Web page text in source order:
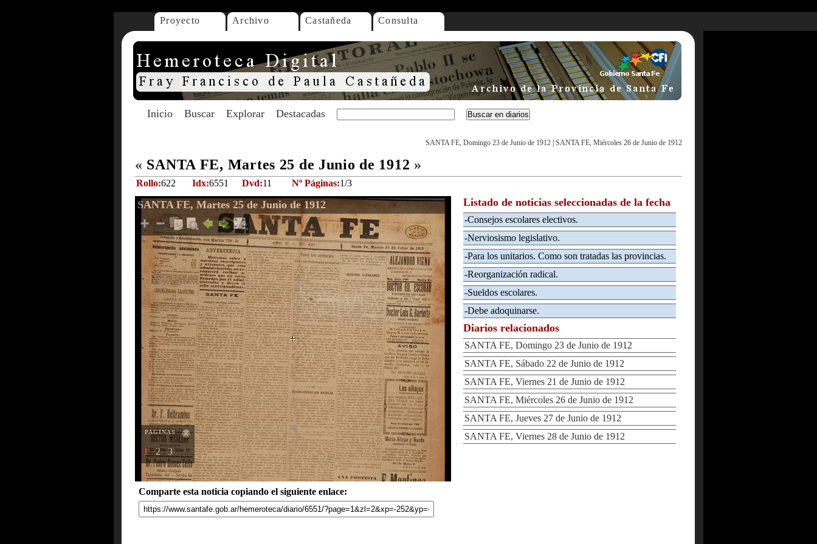
Proyecto Archivo Castañeda Consulta
Inicio Buscar Explorar Destacadas
SANTA FE, Domingo 23 de Junio de 1912 SANTA FE, Miércoles 26 de Junio de 1912
« SANTA FE, Martes 25 de Junio de 1912 »
Rollo:622 Idx:6551 Dvd:11 Nº Páginas:1/3
SANTA FE, Martes 25 de Junio de 1912
PAGINAS
1 2 3
Comparte esta noticia copiando el siguiente enlace:
Listado de noticias seleccionadas de la fecha
-Consejos escolares electivos.
-Nerviosismo legislativo.
-Para los unitarios. Como son tratadas las provincias.
-Reorganización radical.
-Sueldos escolares.
-Debe adoquinarse.
Diarios relacionados
SANTA FE, Domingo 23 de Junio de 1912
SANTA FE, Sábado 22 de Junio de 1912
SANTA FE, Viernes 21 de Junio de 1912
SANTA FE, Miércoles 26 de Junio de 1912
SANTA FE, Jueves 27 de Junio de 1912
SANTA FE, Viernes 28 de Junio de 1912